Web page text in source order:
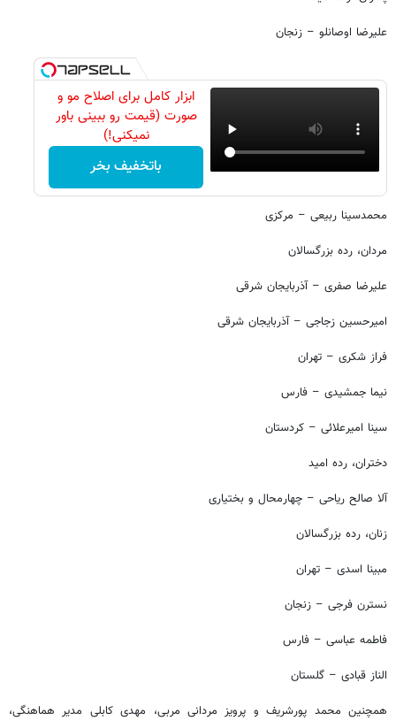
علیرضا اوصانلو – زنجان
ابزار کامل برای اصلاح مو و
صورت (قیمت رو ببینی باور
نمیکنی!)
باتخفیف بخر
محمدسینا ربیعی – مرکزی
مردان، رده بزرگسالان
علیرضا صفری – آذربایجان شرقی
امیرحسین زجاجی – آذربایجان شرقی
فراز شکری – تهران
نیما جمشیدی – فارس
سینا امیرعلائی – کردستان
دختران، رده امید
آلا صالح ریاحی – چهارمحال و بختیاری
زنان، رده بزرگسالان
مبینا اسدی – تهران
نسترن فرجی – زنجان
فاطمه عباسی – فارس
الناز قبادی – گلستان
همچنین محمد پورشریف و پرویز مردانی مربی، مهدی کابلی مدیر هماهنگی،